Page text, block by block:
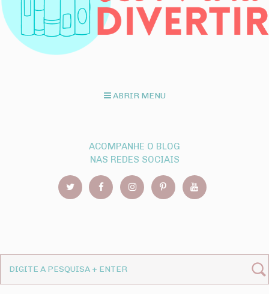
ABRIR MENU
ACOMPANHE O BLOG
NAS REDES SOCIAIS